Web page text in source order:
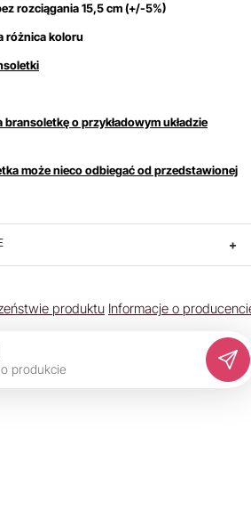
rozciągania 15,5 cm (+/-5%)
różnica koloru
o przykładowym układzie
może nieco odbiegać od przedstawionej
+
produktu Informacje o
o produkcie